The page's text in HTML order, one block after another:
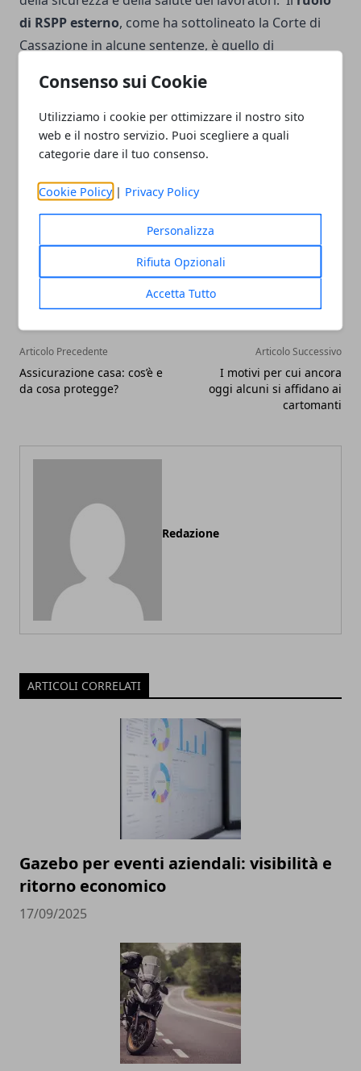
Consenso sui Cookie
Utilizziamo i cookie per ottimizzare il nostro sito
web e il nostro servizio. Puoi scegliere a quali
categorie dare il tuo consenso.
Cookie Policy | Privacy Policy
Personalizza
Rifiuta Opzionali
Accetta Tutto
di RSPP esterno, come ha sottolineato la Corte di
Cassazione in alcune sentenze, è quello di
deve sempre vigilare e controllare il suo lavoro.
Fonte delle informazioni:
https://www.gdmsanita.it/rspp-esterno-sicurezza-
sul-lavoro.php
Whatsapp
Articolo Precedente
Assicurazione casa: cos’è e
da cosa protegge?
Articolo Successivo
I motivi per cui ancora
oggi alcuni si affidano ai
cartomanti
Redazione
ARTICOLI CORRELATI
Gazebo per eventi aziendali: visibilità e
ritorno economico
17/09/2025